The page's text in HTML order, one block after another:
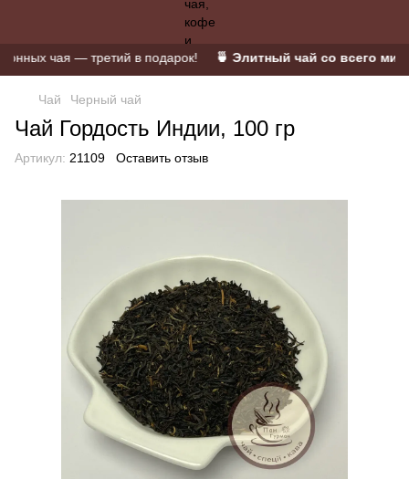
чая — третий в подарок! 🍵 Элитный чай со всего
Чай Черный чай
Чай Гордость Индии, 100 гр
Артикул: 21109 Оставить отзыв